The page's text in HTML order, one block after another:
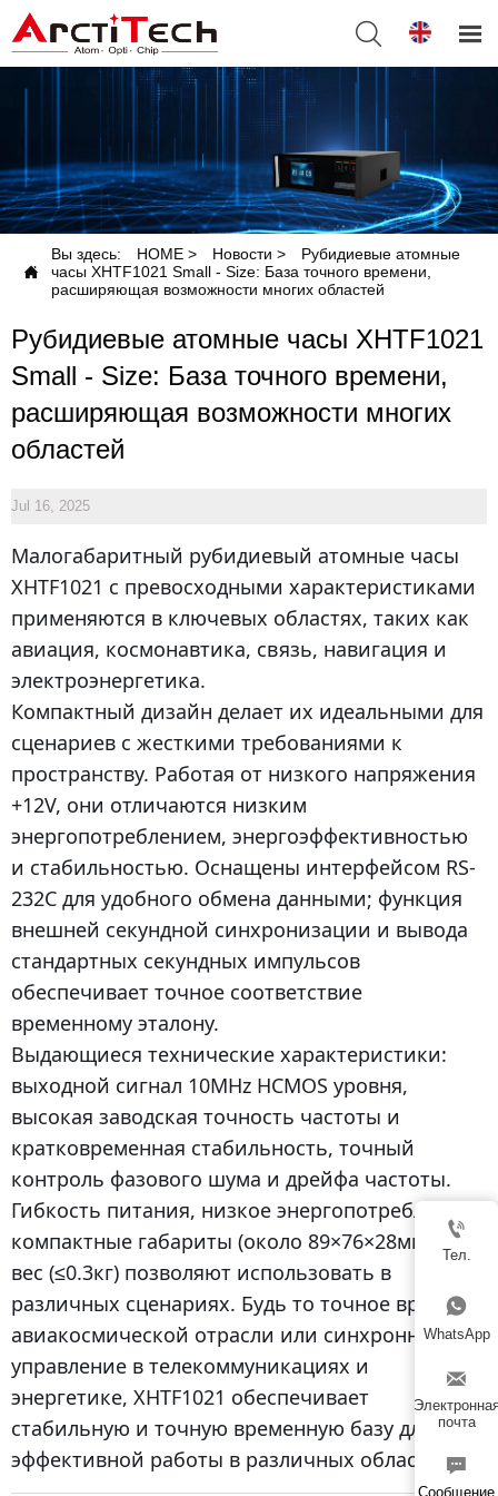
 

Вы здесь: HOME > Новости >
Рубидиевые атомные
часы XHTF1021 Small - Size: База точного времени,
расширяющая возможности многих областей
Рубидиевые атомные часы XHTF1021
Small - Size: База точного времени,
расширяющая возможности многих
областей
Jul 16, 2025
Малогабаритный рубидиевый атомные часы
XHTF1021 с превосходными характеристиками
применяются в ключевых областях, таких как
авиация, космонавтика, связь, навигация и
электроэнергетика.
Компактный дизайн делает их идеальными для
сценариев с жесткими требованиями к
пространству. Работая от низкого напряжения
+12V, они отличаются низким
энергопотреблением, энергоэффективностью
и стабильностью. Оснащены интерфейсом RS-
232C для удобного обмена данными; функция
внешней секундной синхронизации и вывода
стандартных секундных импульсов
обеспечивает точное соответствие
временному эталону.
Выдающиеся технические характеристики:
выходной сигнал 10MHz HCMOS уровня,
высокая заводская точность частоты и
кратковременная стабильность, точный
контроль фазового шума и дрейфа частоты.
Гибкость питания, низкое энергопотребление,
компактные габариты (около 89×76×28мм) и
вес (≤0.3кг) позволяют использовать в
различных сценариях. Будь то точное время в
авиакосмической отрасли или синхронное
управление в телекоммуникациях и
энергетике, XHTF1021 обеспечивает
стабильную и точную временную базу для
эффективной работы в различных областях.

Тел.

WhatsApp

почта

Сообщение